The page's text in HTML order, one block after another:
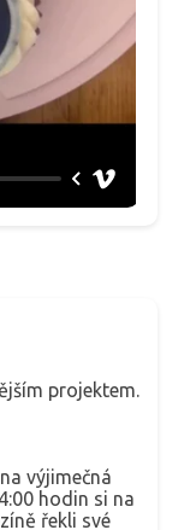
projektem.
výjimečná
hodin si na
řekli své